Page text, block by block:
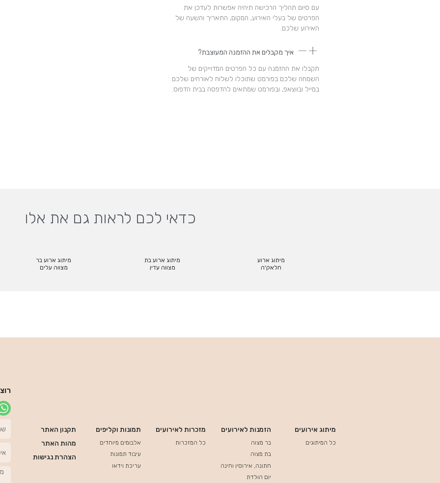
עם סיום תהליך הרכישה תיהיה אפשרות לעדכן את
הפרטים של בעלי האירוע, המקום, התאריך והשעה של
האירוע שלכם.
איך מקבלים את ההזמנה המעוצבת?
תקבלו את ההזמנה עם כל הפרטים המדוייקים של
השמחה שלכם בפורמט שתוכלו לשלוח לאורחים שלכם
במייל ובווצאפ, ובפורמט שמתאים להדפסה בבית הדפוס.
כדאי לכם לראות גם את אלו
מיתוג ארוע
חלאק'ה
מיתוג ארוע בת
מצווה עדין
מיתוג ארוע בר
מצווה עלים
מיתוג אירועים
כל המיתוגים
הזמנות לאירועים
בר מצוה
בת מצוה
חתונה, אירוסין וחינה
יום הולדת
מזכרות לאירועים
כל המזכרות
תמונות וקליפים
אלבומים מיוחדים
עיבוד תמונות
עריכת וידאו
תקנון האתר
מהות האתר
הצהרת נגישות